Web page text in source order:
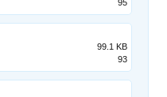
95
99.1 KB
93